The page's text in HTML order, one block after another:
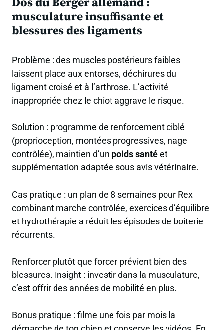
musculature insuffisante et
blessures des ligaments
Problème : des muscles postérieurs faibles
laissent place aux entorses, déchirures du
ligament croisé et à l’arthrose. L’activité
inappropriée chez le chiot aggrave le risque.
Solution : programme de renforcement ciblé
(proprioception, montées progressives, nage
contrôlée), maintien d’un poids santéet
supplémentation adaptée sous avis vétérinaire.
Cas pratique : un plan de 8 semaines pour Rex
combinant marche contrôlée, exercices d’équilibre
et hydrothérapie a réduit les épisodes de boiterie
récurrents.
Renforcer plutôt que forcer prévient bien des
blessures. Insight : investir dans la musculature,
c’est offrir des années de mobilité en plus.
Bonus pratique : filme une fois par mois la